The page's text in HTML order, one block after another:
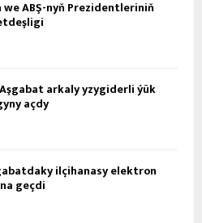
ABŞ-nyň Prezidentleriniň
arkaly yzygiderli ýük
açdy
ilçihanasy elektron
geçdi